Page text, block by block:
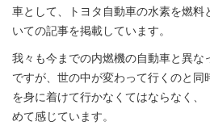
車として、トヨタ自動車の水素を燃料
いての記事を掲載しています。
我々も今までの内燃機の自動車と異な
ですが、世の中が変わって行くのと
を身に着けて行かなくてはならなく
めて感じています。